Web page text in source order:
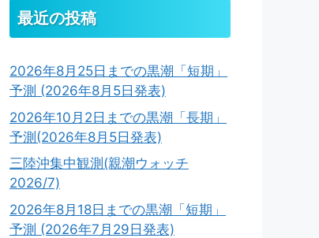
最近の投稿
2026年8月25日までの黒潮「短期」
予測 (2026年8月5日発表)
2026年10月2日までの黒潮「長期」
予測(2026年8月5日発表)
三陸沖集中観測(親潮ウォッチ
2026/7)
2026年8月18日までの黒潮「短期」
予測 (2026年7月29日発表)